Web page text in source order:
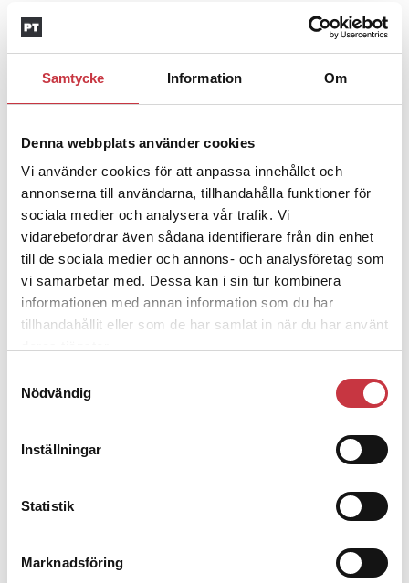
Samtycke Information Om
Denna webbplats använder cookies
Vi använder cookies för att anpassa innehållet och
annonserna till användarna, tillhandahålla funktioner för
sociala medier och analysera vår trafik. Vi
vidarebefordrar även sådana identifierare från din enhet
till de sociala medier och annons- och analysföretag som
vi samarbetar med. Dessa kan i sin tur kombinera
informationen med annan information som du har
tillhandahållit eller som de har samlat in när du har använt
Nödvändig
Inställningar
Statistik
Marknadsföring
4 juni 2026
polisaspiranter underkänns på
godtyckliga grunder
1 juni 2026
Jens Mårtensson:Snart 20 år i tjänst – nu
ska han lära sig grunderna
4 juni 2026
Polisregionen erkänner fel: ”Kommer att
rättas till”
Mobilannons
Desktopannnons
Slutreplik:
motiv